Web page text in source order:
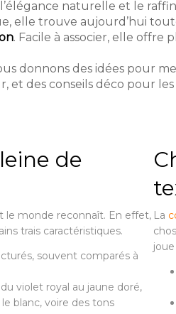
naturelle et le
elle trouve aujourd’hui
. Facile à associer, elle offre
donnons des idées pour
et des conseils déco pour
de
monde reconnaît. En effet,
trais caractéristiques.
souvent comparés à
violet royal au jaune doré,
blanc, voire des tons
La